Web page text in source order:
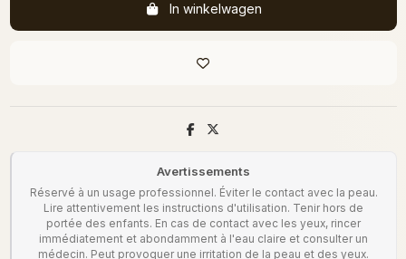
In winkelwagen
Avertissements
Réservé à un usage professionnel. Éviter le contact avec la peau.
Lire attentivement les instructions d'utilisation. Tenir hors de
portée des enfants. En cas de contact avec les yeux, rincer
immédiatement et abondamment à l'eau claire et consulter un
médecin. Peut provoquer une irritation de la peau et des yeux.